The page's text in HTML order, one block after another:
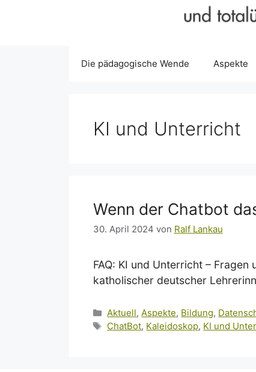
Die pädagogische Wende Aspekte
KI und Unterricht
Wenn der Chatbot
30. April 2024 von Ralf Lankau
FAQ: KI und Unterricht –
katholischer deutscher
Kategorien
Aktuell,Aspekte, Bildung,
Schlagwörter
ChatBot, Kaleidoskop, KI und